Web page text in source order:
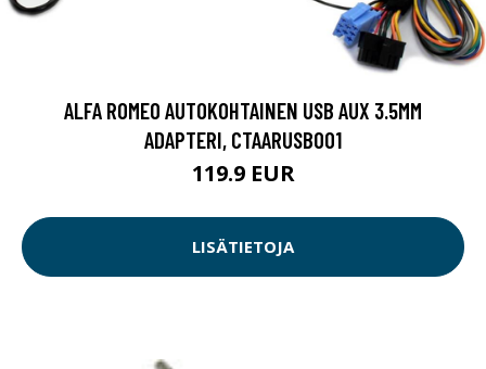
ALFA ROMEO AUTOKOHTAINEN USB AUX 3.5MM
ADAPTERI, CTAARUSB001
119.9 EUR
LISÄTIETOJA